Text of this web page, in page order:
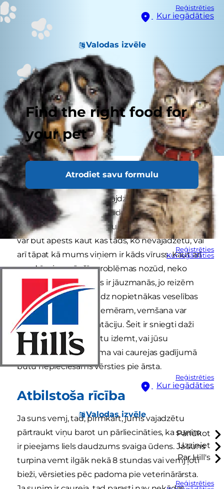
Reģistrēties
Kur iegādāties
Valodas izvēle
Find the right food for
your pet
Atrodiet savu formulu
Reģistrēties
Kur iegādāties
Reģistrēties
Kur iegādāties
Valodas izvēle
Pārlūkot
Uzziniet
Par Hill's
Reģistrēties
Vai suns vemj? Vai esat pamanījis viņa
izkārnījumu krāsas vai konsistences izmaiņas?
Nelabums un caureja mājdzīvniekiem rodas visai
bieži, un to var izraisīt daudzas un dažādas lietas.
Parasti par to nav jāuztraucas, jo gluži vienkārši
var būt apēsts kaut kas tāds, ko nevajadzētu, vai
arī tāpat kā mums viņiem ir kāds vīruss. Kaut arī
gandrīz vienmēr šīs problēmas nozūd, neko
nedarot, tomēr mums ir jāuzmanās, jo reizēm
tās var būt kādas daudz nopietnākas veselības
problēmas pazīme. Piemēram, vemšana var
izraisīt strauju dehidratāciju. Šeit ir sniegti daži
norādījumi, lai palīdzētu izlemt, vai jūsu
mājdzīvnieka nelabuma vai caurejas gadījumā
būtu nepieciešams vērsties pie ārsta.
Atbilstoša rīcība
Ja suns vemj, tad, pirmkārt, jums vajadzētu
pārtraukt viņu barot un pārliecināties, ka sunim
ir pieejams liels daudzums svaiga ūdens. Ja suns
turpina vemt ilgāk nekā 8 stundas vai vemj ļoti
bieži, vērsieties pēc padoma pie veterinārārsta.